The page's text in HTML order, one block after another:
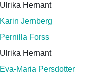
Ulrika Hernant
Karin Jernberg
Pernilla Forss
Ulrika Hernant
Eva-Maria Persdotter